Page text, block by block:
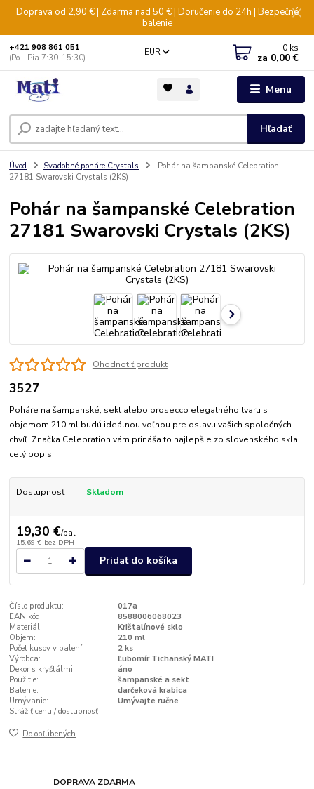
Doprava od 2,90 € | Zdarma nad 50 € | Doručenie do 24h | Bezpečné
balenie
Menu
EUR
Hľadať
+421 908 861 051
(Po - Pia 7:30-15:30)
0 ks
za 0,00 €
Úvod Svadobné poháre Crystals
Pohár na šampanské Celebration
27181 Swarovski Crystals (2KS)
Pohár na šampanské Celebration
27181 Swarovski Crystals (2KS)
Ohodnotiť produkt
3527
Poháre na šampanské, sekt alebo prosecco elegatného tvaru s
objemom 210 ml budú ideálnou voľnou pre oslavu vašich spoločných
chvíľ. Značka Celebration vám prináša to najlepšie zo slovenského skla.
celý popis
Dostupnosť Skladom
19,30 €/bal
15,69 € bez DPH
Pridať do košíka
Číslo produktu:
017a
EAN kód:
8588006068023
Materiál:
Krištalínové sklo
Objem:
210 ml
Počet kusov v balení:
2 ks
Výrobca:
Ľubomír Tichanský MATI
Dekor s kryštálmi:
áno
Použitie:
šampanské a sekt
Balenie:
darčeková krabica
Umývanie:
Umývajte ručne
Strážiť cenu / dostupnosť
Do obľúbených
DOPRAVA ZDARMA